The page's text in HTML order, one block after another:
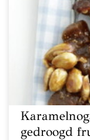
gedroogd